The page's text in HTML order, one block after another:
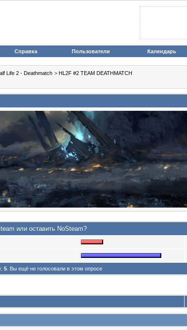
Справка Пользователи Календарь
Life 2 - Deathmatch > HL2F #2 TEAM DEATHMATCH
или оставить NoSteam?
5. Вы ещё не голосовали в этом опросе